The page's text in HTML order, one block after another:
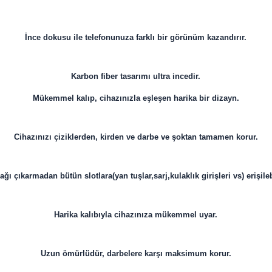
İnce dokusu ile telefonunuza farklı bir görünüm kazandırır.
Karbon fiber tasarımı ultra incedir.
Mükemmel kalıp, cihazınızla eşleşen harika bir dizayn.
Cihazınızı çiziklerden, kirden ve darbe ve şoktan tamamen korur.
çıkarmadan bütün slotlara(yan tuşlar,sarj,kulaklık girişleri vs)
Harika kalıbıyla cihazınıza mükemmel uyar.
Uzun ömürlüdür, darbelere karşı maksimum korur.